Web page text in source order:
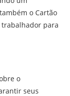
o Cartão
trabalhador para
o
seus